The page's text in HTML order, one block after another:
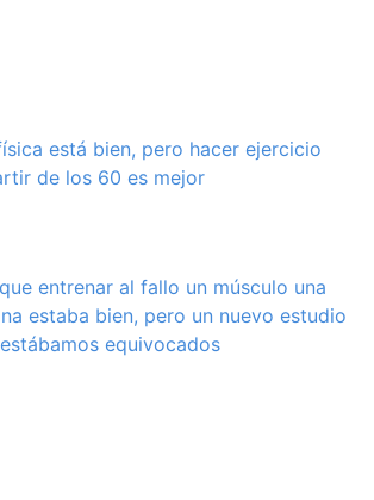
está bien, pero hacer ejercicio
de los 60 es mejor
entrenar al fallo un músculo una
estaba bien, pero un nuevo estudio
equivocados